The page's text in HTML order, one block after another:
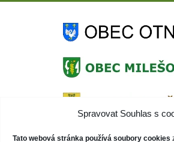
Spravovat Souhlas s
Tato webová stránka používá soubory cookies